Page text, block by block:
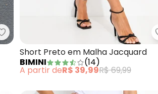
Bimini - Short Alfaiataria Kali Preto
Short Preto em Malha Jacquard
BIMINI
(14)
A partir deR$ 39,99R$ 69,99